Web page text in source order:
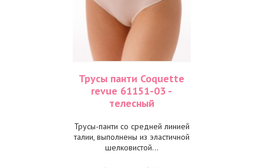
Трусы панти Coquette
revue 61151-03 -
телесный
Трусы-панти со средней линией
талии, выполнены из эластичной
шелковистой...